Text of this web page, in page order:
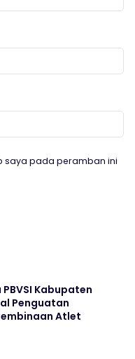
saya pada peramban ini
PBVSI Kabupaten
Penguatan
Atlet